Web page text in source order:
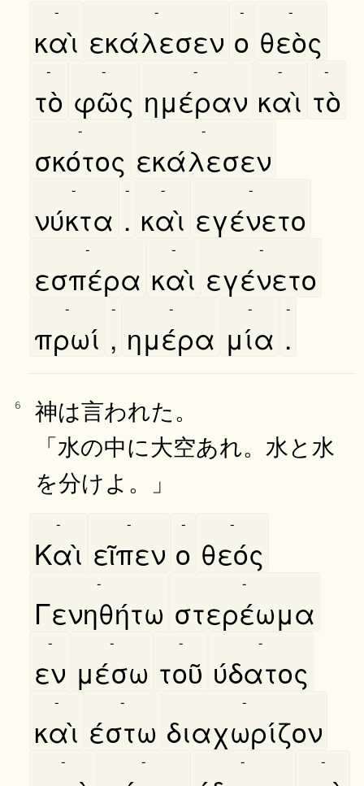
καὶ
-
εκάλεσεν
-
ο
-
θεὸς
-
τὸ
-
φῶς
-
ημέραν
-
καὶ
-
τὸ
-
σκότος
-
εκάλεσεν
-
νύκτα
-
.
-
καὶ
-
εγένετο
-
εσπέρα
-
καὶ
-
εγένετο
-
πρωί
-
,
-
ημέρα
-
μία
-
.
-
6
神は言われた。
「水の中に大空あれ。水と水
を分けよ。」
Καὶ
-
εῖπεν
-
ο
-
θεός
-
Γενηθήτω
-
στερέωμα
-
εν
-
μέσω
-
τοῦ
-
ύδατος
-
καὶ
-
έστω
-
διαχωρίζον
-
- - - -